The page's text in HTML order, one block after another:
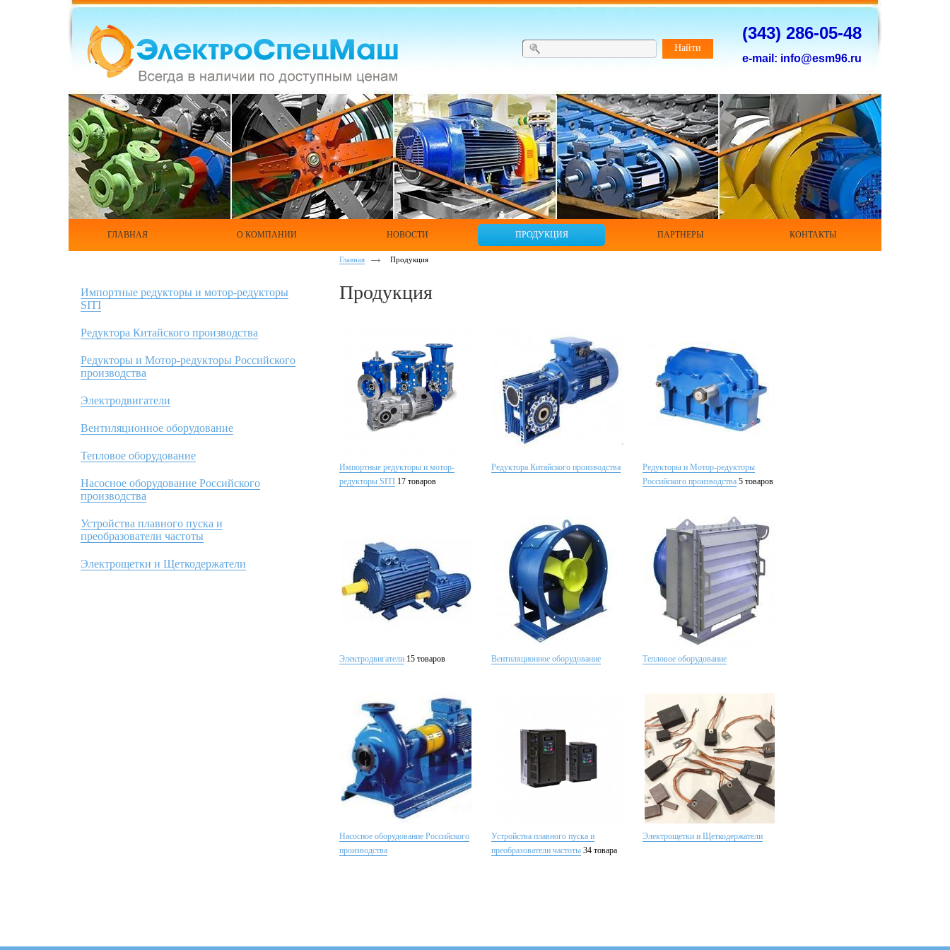
Найти
(343) 286-05-48
e-mail: info@esm96.ru
ГЛАВНАЯ О КОМПАНИИ НОВОСТИ ПРОДУКЦИЯ ПАРТНЕРЫ КОНТАКТЫ
Импортные редукторы и мотор-редукторы
SITI
Редуктора Китайского производства
Редукторы и Мотор-редукторы Российского
производства
Электродвигатели
Вентиляционное оборудование
Тепловое оборудование
Насосное оборудование Российского
производства
Устройства плавного пуска и
преобразователи частоты
Электрощетки и Щеткодержатели
Главная Продукция
Продукция
Импортные редукторы и мотор-
редукторы SITI 17 товаров
Редуктора Китайского производства
Редукторы и Мотор-редукторы
Российского производства 5 товаров
Электродвигатели 15 товаров Вентиляционное оборудование Тепловое оборудование
Насосное оборудование Российского
производства
Устройства плавного пуска и
преобразователи частоты 34 товара
Электрощетки и Щеткодержатели